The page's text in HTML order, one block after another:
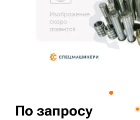
По запросу
sksale@skdst.ru
+7 (499) 394-50-93